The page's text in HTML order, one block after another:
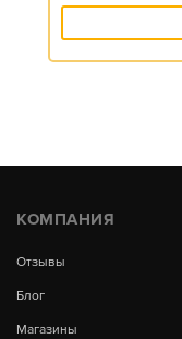
КОМПАНИЯ
Отзывы
Блог
Магазины